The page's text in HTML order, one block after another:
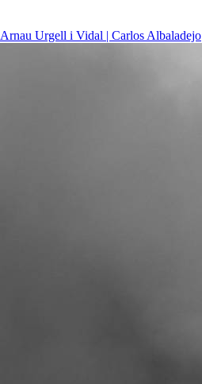
Arnau Urgell i Vidal | Carlos Albaladejo